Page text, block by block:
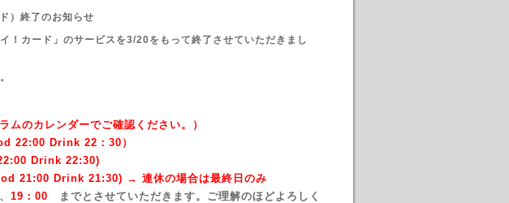
）終了のお知らせ
！カード」のサービスを3/20をもって終了させていただきまし
のカレンダーでご確認ください。）
22:00 Drink 22：30）
Drink 22:30)
21:00 Drink 21:30) → 連休の場合は最終日のみ
19：00
までとさせていただきます。ご理解のほどよろしく